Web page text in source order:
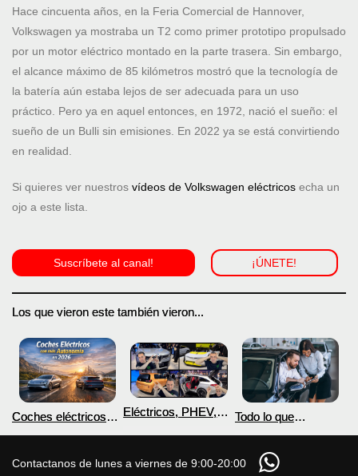
Hace cincuenta años, en la Feria Comercial de Hannover,
Volkswagen ya mostraba un T2 como primer prototipo propulsado
por un motor eléctrico montado en la parte trasera. Sin embargo,
el alcance máximo de 85 kilómetros mostró que la tecnología de
la batería aún estaba lejos de ser adecuada para un uso
práctico. Pero ya en aquel entonces, en 1972, nació el sueño: el
sueño de un Bulli sin emisiones. En 2022 ya se está convirtiendo
en realidad.
Si quieres ver nuestros vídeos de Volkswagen eléctricos echa un
ojo a este lista.
Suscríbete al canal! ¡ÚNETE!
Los que vieron este también vieron...
Coches eléctricos
Eléctricos, PHEV,
voladores en el
Todo lo que
Coche Eléctrico con
MOTORK.com
Contactanos de lunes a viernes de 9:00-20:00